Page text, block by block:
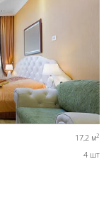
17,2 м2
4 шт